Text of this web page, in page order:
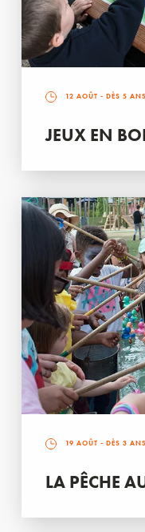
12 AOÛT - DÈS 5 ANS
JEUX EN
19 AOÛT - DÈS 3 ANS
LA PÊCHE